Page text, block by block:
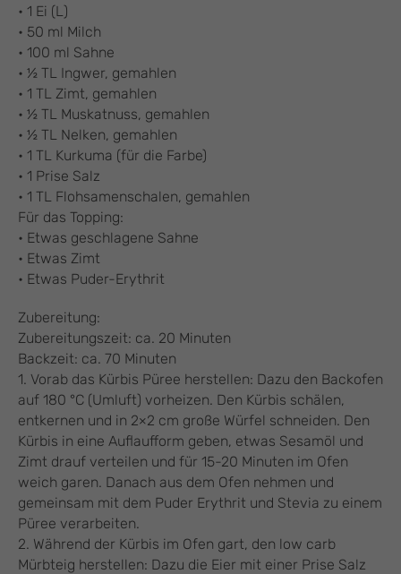
• 1 Ei (L)
• 50 ml Milch
• 100 ml Sahne
• ½ TL Ingwer, gemahlen
• 1 TL Zimt, gemahlen
• ½ TL Muskatnuss, gemahlen
• ½ TL Nelken, gemahlen
• 1 TL Kurkuma (für die Farbe)
• 1 Prise Salz
• 1 TL Flohsamenschalen, gemahlen
Für das Topping:
• Etwas geschlagene Sahne
• Etwas Zimt
• Etwas Puder-Erythrit
Zubereitung:
Zubereitungszeit: ca. 20 Minuten
Backzeit: ca. 70 Minuten
1. Vorab das Kürbis Püree herstellen: Dazu den Backofen
auf 180 °C (Umluft) vorheizen. Den Kürbis schälen,
entkernen und in 2×2 cm große Würfel schneiden. Den
Kürbis in eine Auflaufform geben, etwas Sesamöl und
Zimt drauf verteilen und für 15-20 Minuten im Ofen
weich garen. Danach aus dem Ofen nehmen und
gemeinsam mit dem Puder Erythrit und Stevia zu einem
Püree verarbeiten.
2. Während der Kürbis im Ofen gart, den low carb
Mürbteig herstellen: Dazu die Eier mit einer Prise Salz